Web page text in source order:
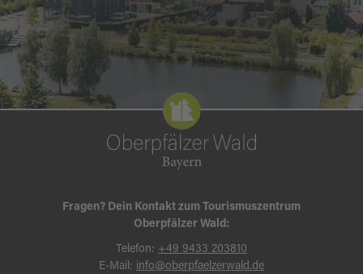
Fragen? Dein Kontakt zum Tourismuszentrum
Oberpfälzer Wald:
Telefon: +49 9433 203810
E-Mail: info@oberpfaelzerwald.de